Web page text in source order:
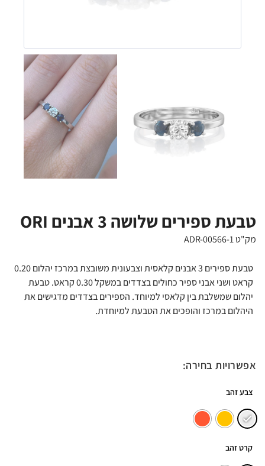
טבעת ספירים שלושה 3 אבנים ORI
מק"ט ADR-00566-1
טבעת ספירים 3 אבנים קלאסית וצבעונית משובצת במרכז יהלום 0.20
קראט ושני אבני ספיר כחולים בצדדים במשקל 0.30 קראט. טבעת
יהלום שמשלבת בין קלאסי למיוחד. הספירים בצדדים מדגישים את
היהלום במרכז והופכים את הטבעת למיוחדת.
אפשרויות בחירה:
צבע זהב
קרט זהב